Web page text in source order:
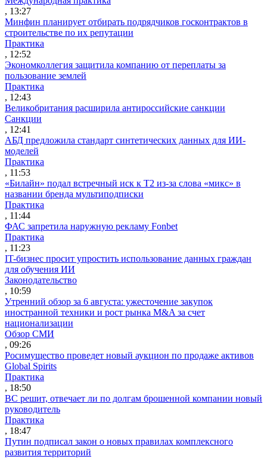
, 13:27
Минфин планирует отбирать подрядчиков госконтрактов в
строительстве по их репутации
Практика
, 12:52
Экономколлегия защитила компанию от переплаты за
пользование землей
Практика
, 12:43
Великобритания расширила антироссийские санкции
Санкции
, 12:41
АБД предложила стандарт синтетических данных для ИИ-
моделей
Практика
, 11:53
«Билайн» подал встречный иск к Т2 из-за слова «микс» в
названии бренда мультиподписки
Практика
, 11:44
ФАС запретила наружную рекламу Fonbet
Практика
, 11:23
IT-бизнес просит упростить использование данных граждан
для обучения ИИ
Законодательство
, 10:59
Утренний обзор за 6 августа: ужесточение закупок
иностранной техники и рост рынка M&A за счет
национализации
Обзор СМИ
, 09:26
Росимущество проведет новый аукцион по продаже активов
Global Spirits
Практика
, 18:50
ВС решит, отвечает ли по долгам брошенной компании новый
руководитель
Практика
, 18:47
Путин подписал закон о новых правилах комплексного
развития территорий